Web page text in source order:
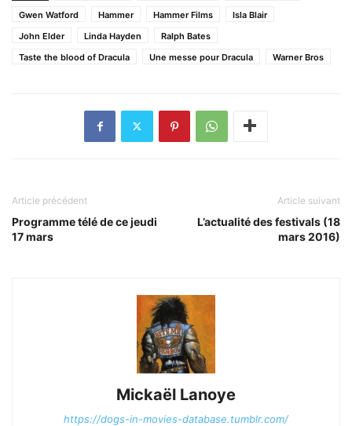
Gwen Watford
Hammer Hammer Films
Isla Blair
John Elder
Linda Hayden
Ralph Bates
Taste the blood of Dracula
Une messe pour Dracula Warner Bros
Article précédent
Programme télé de ce jeudi
17 mars
Article suivant
L’actualité des festivals (18
mars 2016)
Mickaël Lanoye
https://dogs-in-movies-database.tumblr.com/